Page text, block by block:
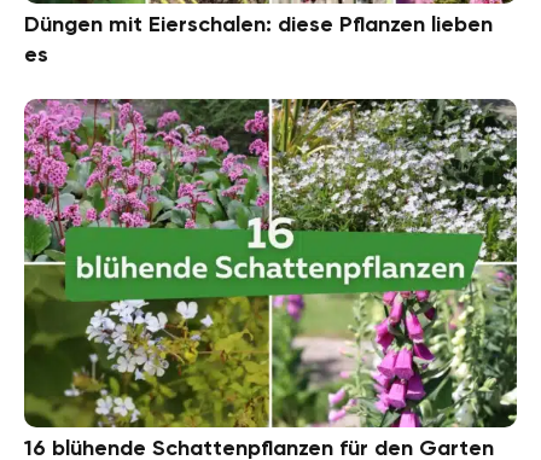
Düngen mit Eierschalen: diese Pflanzen lieben
es
16 blühende Schattenpflanzen für den Garten